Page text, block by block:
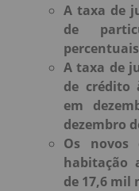
A taxa de
de
A taxa de
de crédito
em
dezembro
Os novos
habitação
de 17,6 mil